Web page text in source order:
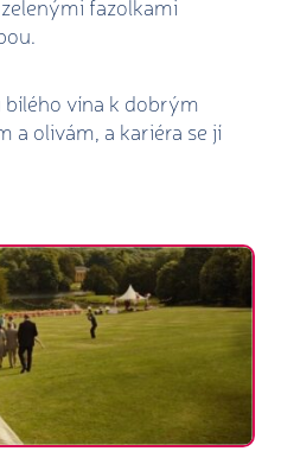
bílého vína k dobrým
a olivám, a kariéra se jí